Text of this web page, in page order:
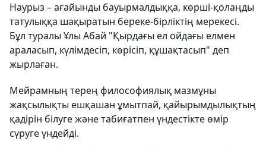
Наурыз – ағайынды бауырмалдыққа, көрші-қолаңды
татулыққа шақыратын береке-бірліктің мерекесі.
Бұл туралы Ұлы Абай "Қырдағы ел ойдағы елмен
араласып, күлімдесіп, көрісіп, құшақтасып" деп
жырлаған.
Мейрамның терең философиялық мазмұны
жақсылықты ешқашан ұмытпай, қайырымдылықтың
қадірін білуге және табиғатпен үндестікте өмір
сүруге үндейді.